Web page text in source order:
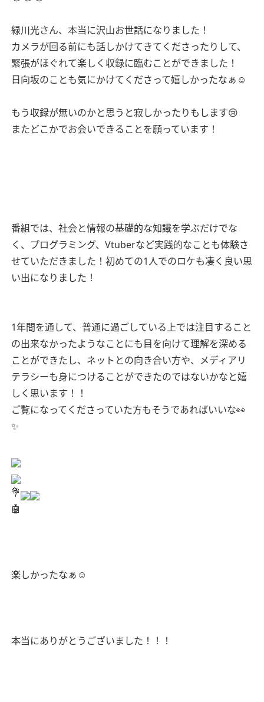
緑川光さん、本当に沢山お世話になりました！
カメラが回る前にも話しかけてきてくださったりして、
緊張がほぐれて楽しく収録に臨むことができました！
日向坂のことも気にかけてくださって嬉しかったなぁ☺️
もう収録が無いのかと思うと寂しかったりもします😢
またどこかでお会いできることを願っています！
番組では、社会と情報の基礎的な知識を学ぶだけでな
く、プログラミング、Vtuberなど実践的なことも体験さ
せていただきました！初めての1人でのロケも凄く良い思
い出になりました！
1年間を通して、普通に過ごしている上では注目すること
の出来なかったようなことにも目を向けて理解を深める
ことができたし、ネットとの向き合い方や、メディアリ
テラシーも身につけることができたのではないかなと嬉
しく思います！！
ご覧になってくださっていた方もそうであればいいな👀
✨
💐
🤖
楽しかったなぁ☺️
本当にありがとうございました！！！